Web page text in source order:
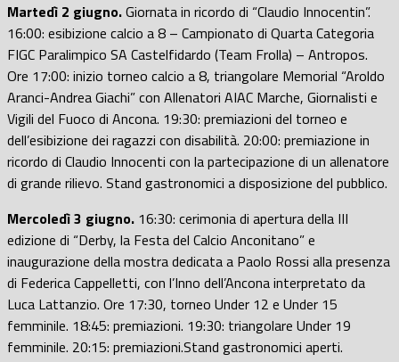
Martedì 2 giugno.Giornata in ricordo di “Claudio Innocentin”.
16:00: esibizione calcio a 8 – Campionato di Quarta Categoria
FIGC Paralimpico SA Castelfidardo (Team Frolla) – Antropos.
Ore 17:00: inizio torneo calcio a 8, triangolare Memorial “Aroldo
Aranci-Andrea Giachi” con Allenatori AIAC Marche, Giornalisti e
Vigili del Fuoco di Ancona. 19:30: premiazioni del torneo e
dell’esibizione dei ragazzi con disabilità. 20:00: premiazione in
ricordo di Claudio Innocenti con la partecipazione di un allenatore
di grande rilievo. Stand gastronomici a disposizione del pubblico.
Mercoledì 3 giugno. 16:30: cerimonia di apertura della III
edizione di “Derby, la Festa del Calcio Anconitano” e
inaugurazione della mostra dedicata a Paolo Rossi alla presenza
di Federica Cappelletti, con l’Inno dell’Ancona interpretato da
Luca Lattanzio. Ore 17:30, torneo Under 12 e Under 15
femminile. 18:45: premiazioni. 19:30: triangolare Under 19
femminile. 20:15: premiazioni.Stand gastronomici aperti.